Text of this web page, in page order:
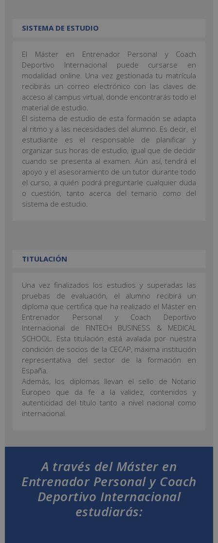
SISTEMA DE ESTUDIO
El Máster en Entrenador Personal y Coach
Deportivo Internacional puede cursarse en
modalidad online. Una vez gestionada tu matrícula
recibirás un correo electrónico con las claves de
acceso al campus virtual, donde encontrarás todo el
material de estudio.
El sistema de estudio de esta formación se adapta
al ritmo y a las necesidades del alumno. Es decir, el
estudiante es el responsable de planificar y
organizar sus horas de estudio, igual que de decidir
cuando se presenta al examen. Aún así, tendrá el
apoyo y el asesoramiento de un tutor durante todo
el curso, a quién podrá preguntarle cualquier duda
o cuestión, tanto acerca del temario como del
sistema de estudio.
TITULACIÓN
Una vez finalizados los estudios y superadas las
pruebas de evaluación, el alumno recibirá un
diploma que certifica que ha realizado el Máster en
Entrenador Personal y Coach Deportivo
Internacional de FINTECH BUSINESS & MEDICAL
SCHOOL. Esta titulación está avalada por nuestra
condición de socios de la CECAP, máxima institución
representativa del sector de la formación en
España.
Además, los diplomas llevan el sello de Notario
Europeo que da fe a la validez, contenidos y
autenticidad del título tanto a nivel nacional como
internacional.
A través del Máster en
Entrenador Personal y Coach
Deportivo Internacional
estudiarás: